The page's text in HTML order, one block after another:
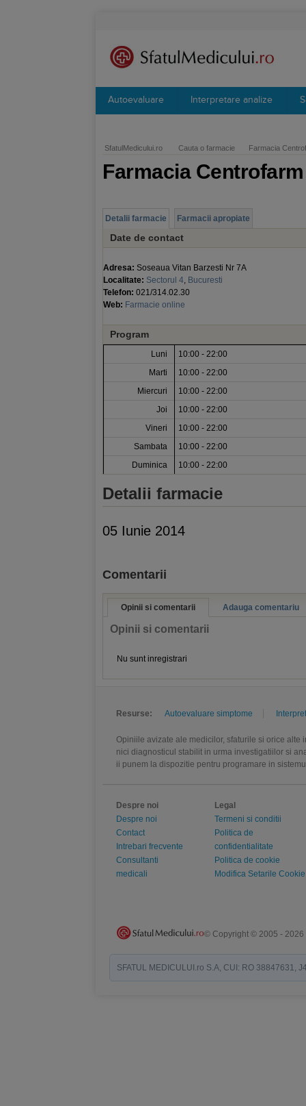
Autoevaluare Interpretare analize
SfatulMedicului.ro Cauta o farmacie Farmacia
Farmacia
Detalii farmacie Farmacii apropiate
Date de contact
Adresa: Soseaua Vitan Barzesti Nr 7A
Localitate: Sectorul 4, Bucuresti
Telefon: 021/314.02.30
Web: Farmacie online
Program
Luni
10:00 - 22:00
Marti
10:00 - 22:00
Miercuri
10:00 - 22:00
Joi
10:00 - 22:00
Vineri
10:00 - 22:00
Sambata
10:00 - 22:00
Duminica
10:00 - 22:00
Detalii farmacie
05 Iunie 2014
Comentarii
Opinii si comentarii Adauga comentariu
Opinii si comentarii
Nu sunt inregistrari
Resurse: Autoevaluare simptome
Opiniile avizate ale medicilor, sfaturile si orice
nici diagnosticul stabilit in urma investigatiilor si
ii punem la dispozitie pentru programare in
Despre noi
Despre noi
Contact
Intrebari frecvente
Consultanti
medicali
Legal
Termeni si conditii
Politica de
confidentialitate
Politica de cookie
Modifica Setarile Cookie
© Copyright © 2005 - 2026
SFATUL MEDICULUI.ro S.A, CUI: RO 38847631,